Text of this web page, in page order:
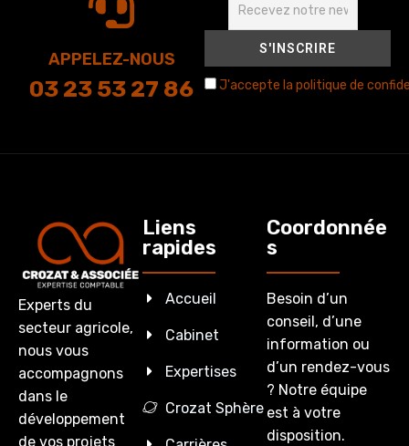
APPELEZ-NOUS
03 23 53 27 86 J'accepte la politique de
Experts du
secteur agricole,
nous vous
accompagnons
dans le
développement
de vos projets
Liens
rapides
Accueil
Cabinet
Expertises
Crozat Sphère
Coordonnée
s
Besoin d’un
conseil, d’une
information ou
d’un rendez-vous
? Notre équipe
est à votre
disposition.